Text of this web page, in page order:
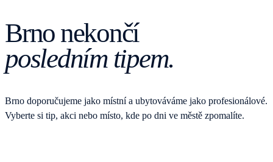
Brno nekončí
posledním tipem.
Brno doporučujeme jako místní a ubytováváme jako profesionálové.
Vyberte si tip, akci nebo místo, kde po dni ve městě zpomalíte.